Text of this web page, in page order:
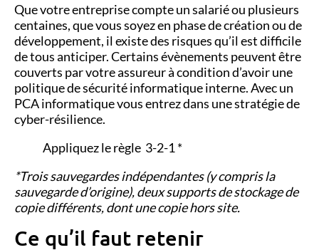
Que votre entreprise compte un salarié ou plusieurs
centaines, que vous soyez en phase de création ou de
développement, il existe des risques qu’il est difficile
de tous anticiper. Certains évènements peuvent être
couverts par votre assureur à condition d’avoir une
politique de sécurité informatique interne.Avec un
PCA informatique vous entrez dans une stratégie de
cyber-résilience.
Appliquez le règle 3-2-1 *
*Trois sauvegardes indépendantes (y compris la
sauvegarde d’origine), deux supports de stockage de
copie différents, dont une copie hors site.
Ce qu’il faut retenir